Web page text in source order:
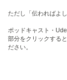
ただし「伝わればよ
ポッドキャスト・
部分をクリックする
ださい。